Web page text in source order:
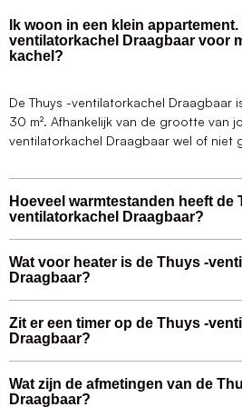
Ik woon in een klein
ventilatorkachel Draagbaar voor
kachel?
De Thuys -ventilatorkachel Draagbaar
30 m². Afhankelijk van de grootte van
ventilatorkachel Draagbaar wel of niet
Hoeveel warmtestanden heeft de
ventilatorkachel Draagbaar?
Wat voor heater is de Thuys -
Draagbaar?
Zit er een timer op de Thuys -
Draagbaar?
Wat zijn de afmetingen van de
Draagbaar?